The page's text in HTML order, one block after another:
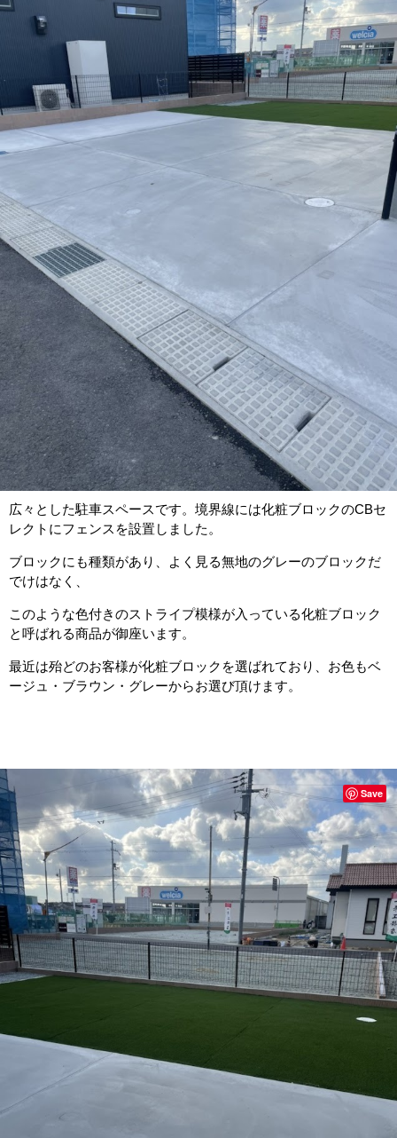
広々とした駐車スペースです。境界線には化粧ブロックのCBセ
レクトにフェンスを設置しました。
ブロックにも種類があり、よく見る無地のグレーのブロックだ
でけはなく、
このような色付きのストライプ模様が入っている化粧ブロック
と呼ばれる商品が御座います。
最近は殆どのお客様が化粧ブロックを選ばれており、お色もベ
ージュ・ブラウン・グレーからお選び頂けます。
Save